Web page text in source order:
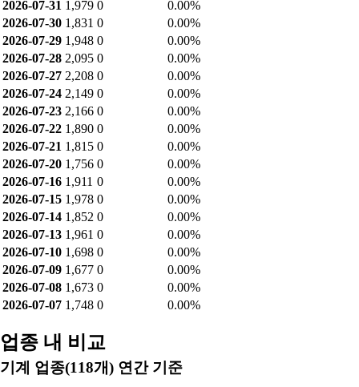
2026-07-13 1,961 6,916
1.81%
2026-07-10 1,698 668
2.28%
2026-07-09 1,677 3,233 12.82%
공매도 잔고
날짜 종가 공매도 잔고
공매도 비중
2026-08-05 1,975 0
0.00%
2026-08-04 1,970 0
0.00%
2026-08-03 1,908 0
0.00%
2026-07-31 1,979 0
0.00%
2026-07-30 1,831 0
0.00%
2026-07-29 1,948 0
0.00%
2026-07-28 2,095 0
0.00%
2026-07-27 2,208 0
0.00%
2026-07-24 2,149 0
0.00%
2026-07-23 2,166 0
0.00%
2026-07-22 1,890 0
0.00%
2026-07-20
1,756 0
2026-07-16 1,911 0
0.00%
2026-07-15 1,978
0.00%